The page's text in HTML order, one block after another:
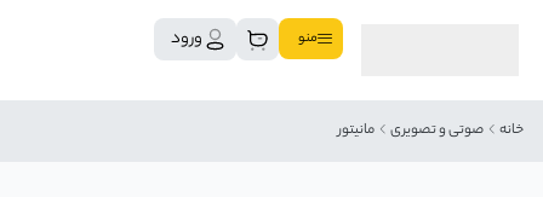
منو ورود
خانه صوتی و تصویری مانیتور